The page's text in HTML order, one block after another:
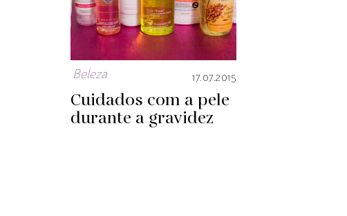
Beleza 17.07.2015
Cuidados com a pele
durante a gravidez